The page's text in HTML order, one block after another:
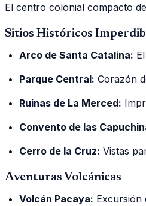
El centro colonial compacto
Sitios Históricos
Arco de Santa Catalina:
Parque Central: Corazón
Ruinas de La Merced:
Convento de las
Cerro de la Cruz: Vistas
Aventuras Volcánicas
Volcán Pacaya: Excursión